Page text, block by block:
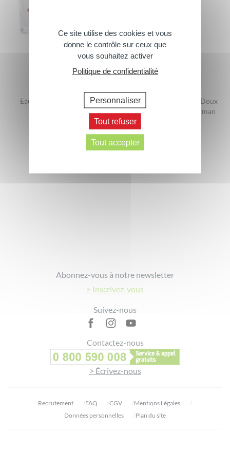
Eau de toilette Superman
Gel douche 2 en 1 Extra Doux
Corps et Cheveux Superman
Abonnez-vous à notre newsletter
> Inscrivez-vous
Suivez-nous
Contactez-nous
> Écrivez-nous
Recrutement FAQ CGV
Mentions Légales
Données personnelles
Plan du site
Ce site utilise des cookies et vous
donne le contrôle sur ceux que
vous souhaitez activer
Politique de confidentialité
Personnaliser
Tout refuser
Tout accepter